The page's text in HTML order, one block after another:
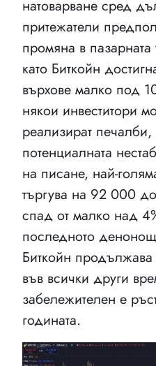
натоварване сред
притежатели
промяна в
като Биткойн
върхове малко под
някои инвеститори
реализират
потенциалната
на писане, най-
търгува на 92 000
спад от малко над
последното
Биткойн
във всички други
забележителен е
годината.